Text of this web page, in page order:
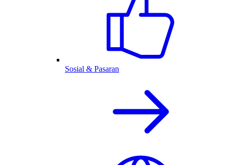
Sosial & Pasaran